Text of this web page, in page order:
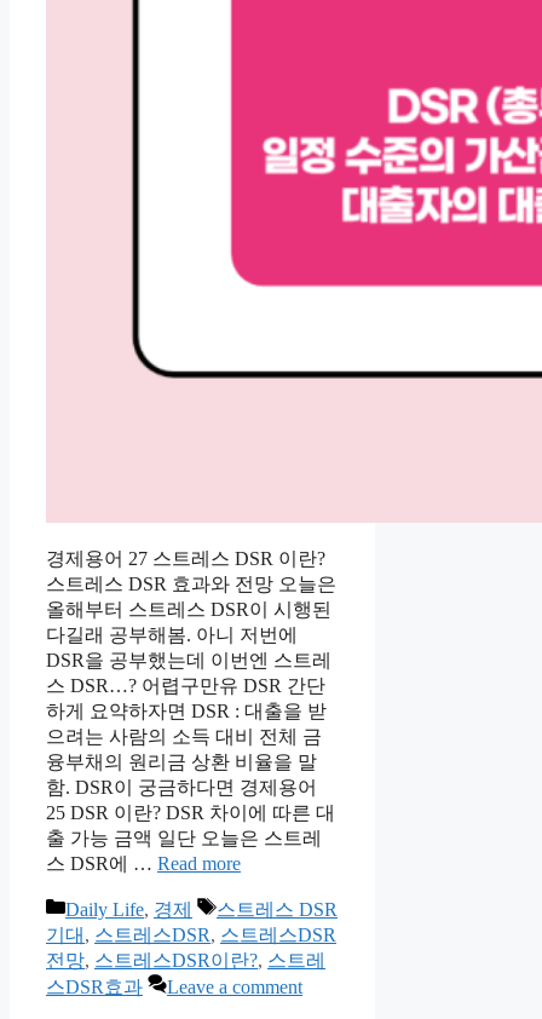
경제용어 27 스트레스 DSR 이란?
스트레스 DSR 효과와 전망 오늘은
올해부터 스트레스 DSR이 시행된
다길래 공부해봄. 아니 저번에
DSR을 공부했는데 이번엔 스트레
스 DSR…? 어렵구만유 DSR 간단
하게 요약하자면 DSR : 대출을 받
으려는 사람의 소득 대비 전체 금
융부채의 원리금 상환 비율을 말
함. DSR이 궁금하다면 경제용어
25 DSR 이란? DSR 차이에 따른 대
출 가능 금액 일단 오늘은 스트레
스 DSR에 … Read more
Categories
Daily Life, 경제 Tags
스트레스 DSR
기대 , 스트레스DSR, 스트레스DSR
전망, 스트레스DSR이란?, 스트레
스DSR효과
Leave a comment